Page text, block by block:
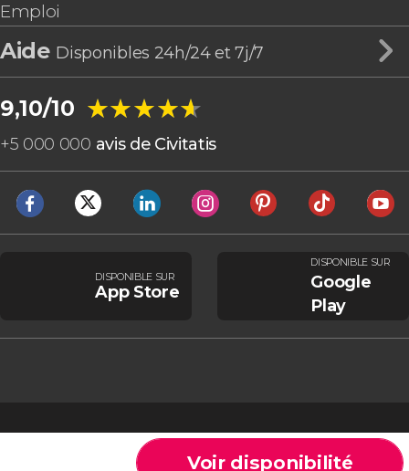
Voir disponibilité
Emploi
Aide Disponibles 24h/24 et 7j/7
9,10/10 ★★★★★
★★★★★
+5 000 000 avis de Civitatis
DISPONIBLE SUR
App Store
DISPONIBLE SUR
Google
Play